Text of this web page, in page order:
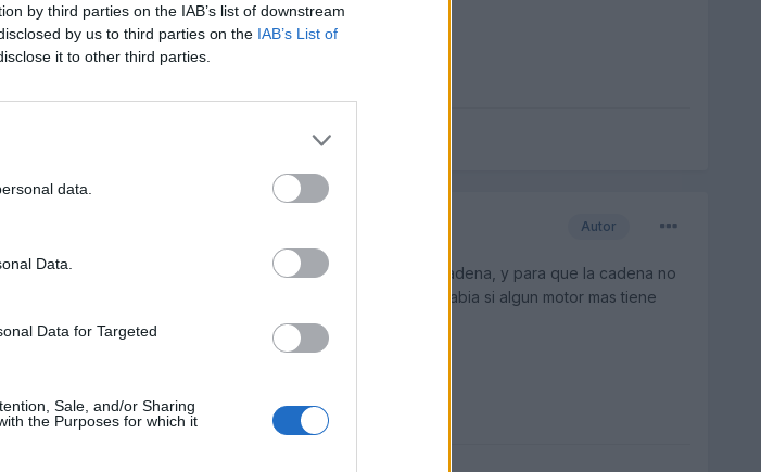
by third parties on the IAB’s list of downstream
by us to third parties on the IAB’s List of
it to other third parties.
data.
Data.
Data for Targeted
Sale, and/or Sharing
the Purposes for which it
Autor
tiene 2 arboles de levas, los cuales estan unidos por una cadena, y para que la cadena no
accion de presion de aceite, y mi pregunta es si alguien sabia si algun motor mas tiene
saludo.-